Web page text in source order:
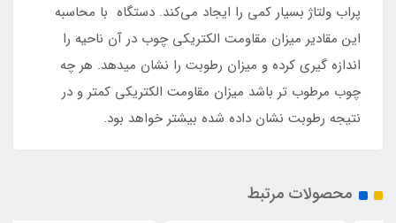
پراب ولتاژ بسیار کمی را ایجاد می‌کند. دستگاه با محاسبه
این مقادیر میزان مقاومت الکتریکی چوب در آن ناحیه را
اندازه گیری کرده و میزان رطوبت را نشان میدهد. هر چه
چوب مرطوب تر باشد میزان مقاومت الکتریکی کمتر و در
نتیجه رطوبت نشان داده شده بیشتر خواهد بود.
محصولات مرتبط